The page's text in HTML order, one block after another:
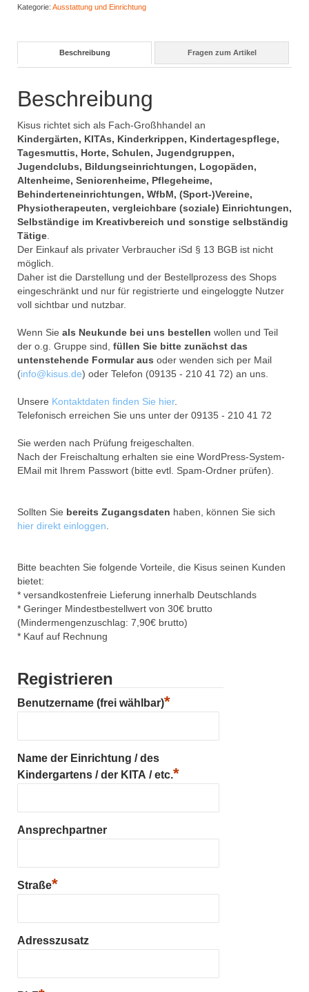
Kategorie: Ausstattung und Einrichtung
Beschreibung Fragen zum Artikel
Beschreibung
Kisus richtet sich als Fach-Großhhandel an
Kindergärten, KITAs, Kinderkrippen, Kindertagespflege,
Tagesmuttis, Horte, Schulen, Jugendgruppen,
Jugendclubs, Bildungseinrichtungen, Logopäden,
Altenheime, Seniorenheime, Pflegeheime,
Behinderteneinrichtungen, WfbM, (Sport-)Vereine,
Physiotherapeuten, vergleichbare (soziale) Einrichtungen,
Selbständige im Kreativbereich und sonstige selbständig
Tätige
Der Einkauf als privater Verbraucher iSd § 13 BGB ist nicht
möglich.
Daher ist die Darstellung und der Bestellprozess des Shops
eingeschränkt und nur für registrierte und eingeloggte Nutzer
voll sichtbar und nutzbar.
Wenn Sie als Neukunde bei uns bestellen wollen und Teil
der o.g. Gruppe sind, füllen Sie bitte zunächst das
untenstehende Formular aus oder wenden sich per Mail
(info@kisus.de) oder Telefon (09135 - 210 41 72) an uns.
Unsere Kontaktdaten finden Sie hier.
Telefonisch erreichen Sie uns unter der 09135 - 210 41 72
Sie werden nach Prüfung freigeschalten.
Nach der Freischaltung erhalten sie eine WordPress-System-
EMail mit Ihrem Passwort (bitte evtl. Spam-Ordner prüfen).
Sollten Sie bereits Zugangsdaten haben, können Sie sich
hier direkt einloggen
Bitte beachten Sie folgende Vorteile, die Kisus seinen Kunden
bietet:
* versandkostenfreie Lieferung innerhalb Deutschlands
* Geringer Mindestbestellwert von 30€ brutto
(Mindermengenzuschlag: 7,90€ brutto)
* Kauf auf Rechnung
Registrieren
Benutzername (frei wählbar)*
Name der Einrichtung / des
Kindergartens / der KITA / etc.*
Ansprechpartner
Straße*
Adresszusatz